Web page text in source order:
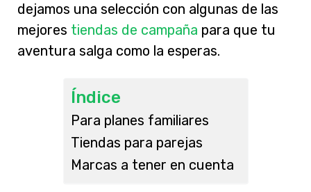
dejamos una selección con algunas de las
mejores tiendas de campaña para que tu
aventura salga como la esperas.
Índice
Para planes familiares
Tiendas para parejas
Marcas a tener en cuenta